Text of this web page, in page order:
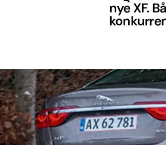
nye XF.